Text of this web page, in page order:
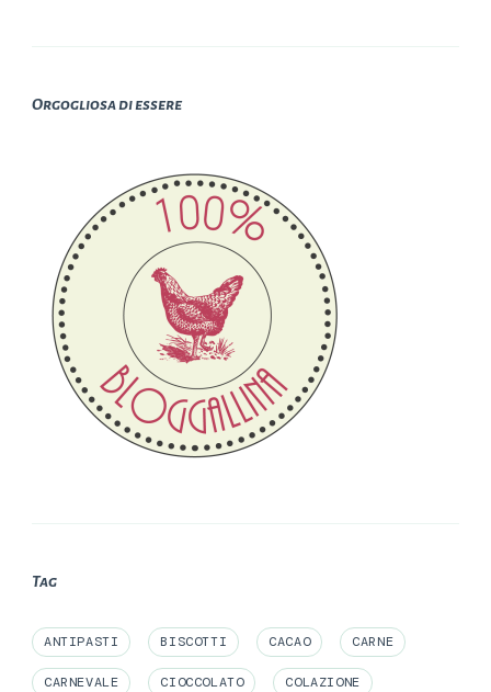
Orgogliosa di essere
Tag
ANTIPASTI BISCOTTI CACAO CARNE
CARNEVALE CIOCCOLATO COLAZIONE